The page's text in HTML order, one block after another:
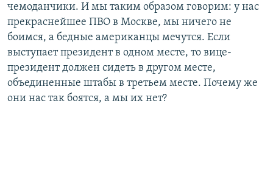
чемоданчики. И мы таким образом говорим: у нас
прекраснейшее ПВО в Москве, мы ничего не
боимся, а бедные американцы мечутся. Если
выступает президент в одном месте, то вице-
президент должен сидеть в другом месте,
объединенные штабы в третьем месте. Почему же
они нас так боятся, а мы их нет?